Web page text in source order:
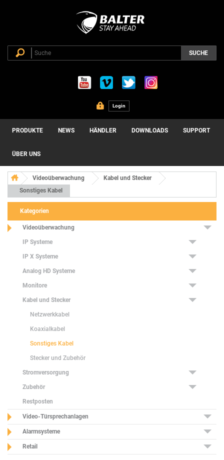
SUCHE
Login
PRODUKTE NEWS HÄNDLER DOWNLOADS SUPPORT
ÜBER UNS
Videoüberwachung
Kabel und Stecker
Sonstiges Kabel
Kategorien
Videoüberwachung
IP Systeme
IP X Systeme
Analog HD Systeme
Monitore
Kabel und Stecker
Netzwerkkabel
Koaxialkabel
Sonstiges Kabel
Stecker und Zubehör
Stromversorgung
Zubehör
Restposten
Video-Türsprechanlagen
Alarmsysteme
Retail